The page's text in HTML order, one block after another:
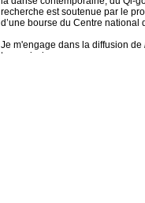
recherche est soutenue par le
d’une bourse du Centre national
Je m'engage dans la diffusion de
transmissions